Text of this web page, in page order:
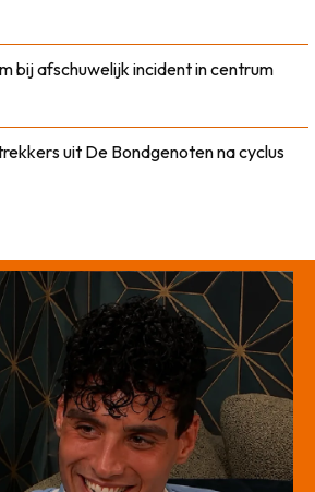
bij afschuwelijk incident in centrum
uit De Bondgenoten na cyclus